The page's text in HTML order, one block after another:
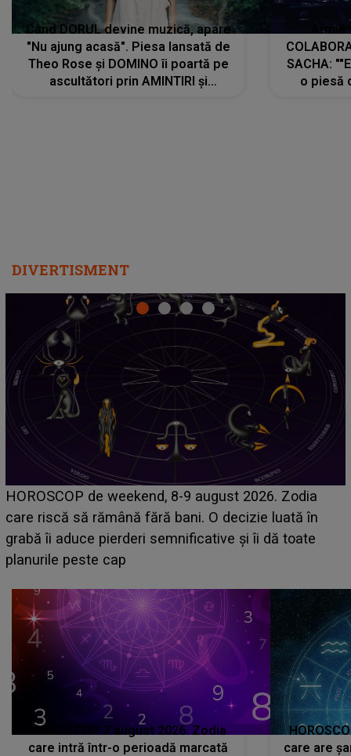
Când DORUL devine muzică, apare
"Nu ajung acasă". Piesa lansată de
Theo Rose și DOMINO îi poartă pe
ascultători prin AMINTIRI și
SACHA:
o piesă
DIVERTISMENT
Emanuel a ținut ACEST DETALIU ASCUNS până
acum! În fața Alexandrei, concurentul din Casa Iubirii
face o MĂRTURISIRE NEAȘTEPTATĂ despre mama
sa: "I-am spus și ei în față, eu nu te iubesc pentru
HOROSCOP 7 august 2026. Zodia
care intră într-o perioadă marcată
care are